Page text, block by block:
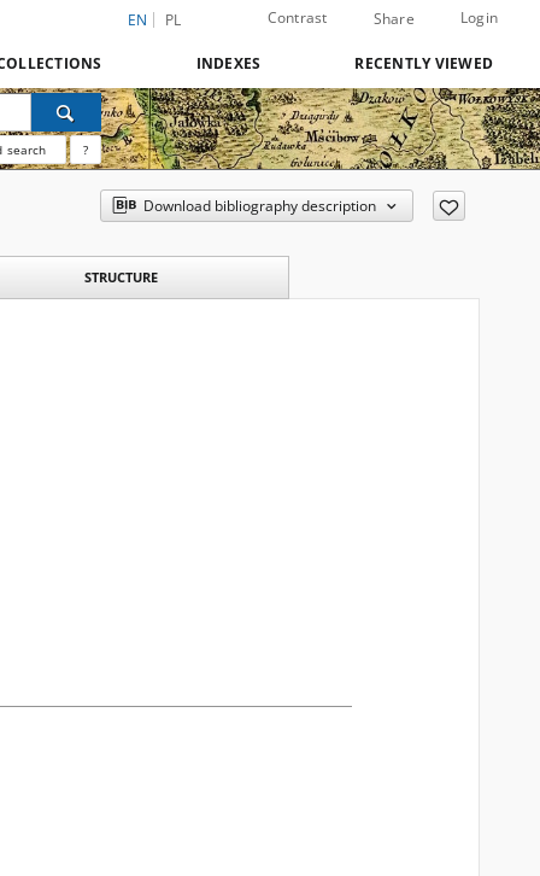
EN PL Contrast Share Login
INDEXES RECENTLY VIEWED
search ?
Download bibliography description
STRUCTURE